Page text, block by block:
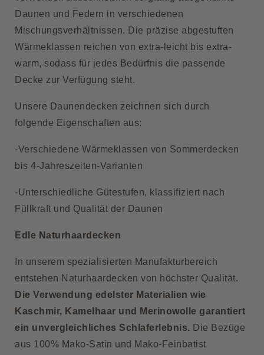
Daunen und Federn in verschiedenen
Mischungsverhältnissen. Die präzise abgestuften
Wärmeklassen reichen von extra-leicht bis extra-
warm, sodass für jedes Bedürfnis die passende
Decke zur Verfügung steht.
Unsere Daunendecken zeichnen sich durch
folgende Eigenschaften aus:
-Verschiedene Wärmeklassen von Sommerdecken
bis 4-Jahreszeiten-Varianten
-Unterschiedliche Gütestufen, klassifiziert nach
Füllkraft und Qualität der Daunen
Edle Naturhaardecken
In unserem spezialisierten Manufakturbereich
entstehen Naturhaardecken von höchster Qualität.
Die Verwendung edelster Materialien wie
Kaschmir, Kamelhaar und Merinowolle garantiert
ein unvergleichliches Schlaferlebnis. Die Bezüge
aus 100% Mako-Satin und Mako-Feinbatist